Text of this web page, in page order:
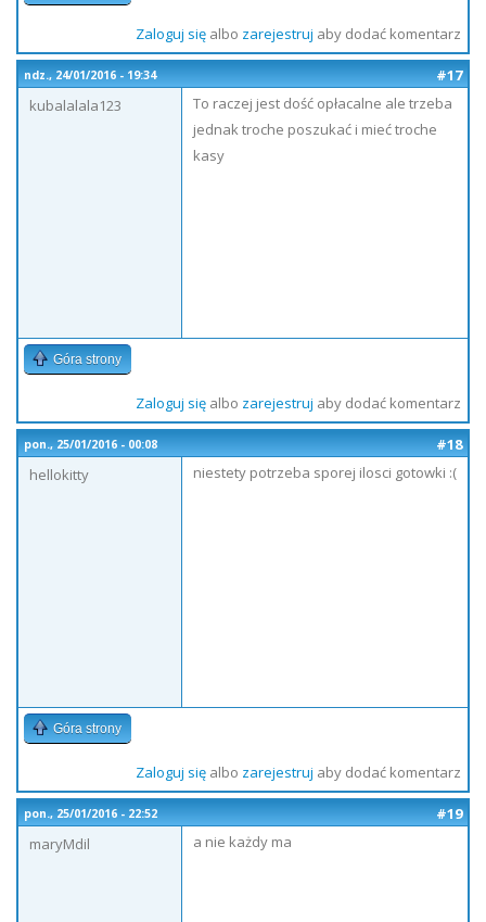
Zaloguj sięalbo zarejestruj aby dodać komentarz
ndz., 24/01/2016 - 19:34
#17
kubalalala123
To raczej jest dość opłacalne ale trzeba
jednak troche poszukać i mieć troche
kasy
Góra strony
Zaloguj sięalbo zarejestruj aby dodać komentarz
pon., 25/01/2016 - 00:08
#18
hellokitty
niestety potrzeba sporej ilosci gotowki :(
Góra strony
Zaloguj sięalbo zarejestruj aby dodać komentarz
pon., 25/01/2016 - 22:52
#19
maryMdil
a nie każdy ma